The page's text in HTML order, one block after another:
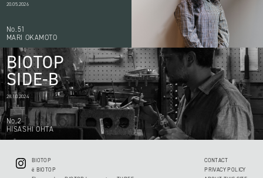
20.05.2026
No.51
MARI OKAMOTO
BIOTOP
SIDE-B
28.10.2024
No.2
HISASHI OHTA
BIOTOP
ë BIOTOP
CONTACT
PRIVACY POLICY